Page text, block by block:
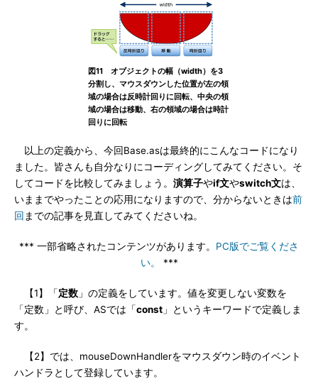
図11 オブジェクトの幅（width）を3
分割し、マウスダウンした位置が左の領
域の場合は反時計回りに回転、中央の領
域の場合は移動、右の領域の場合は時計
回りに回転
以上の定義から、今回Base.asは最終的にこんなコードになり
ました。皆さんも自分なりにコーディングしてみてください。そ
してコードを比較してみましょう。 演算子やif文やswitch文は、
いままでやったことの応用になりますので、分からないときは前
回 までの記事を見直してみてくださいね。
*** 一部省略されたコンテンツがあります。 PC版でご覧くださ
い。
***
【1】「定数 」の定義をしています。値を変更しない変数を
「定数」と呼び、ASでは「const 」というキーワードで定義しま
す。
【2】では、mouseDownHandlerをマウスダウン時のイベント
ハンドラとして登録しています。